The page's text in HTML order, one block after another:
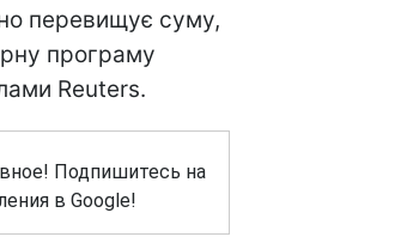
перевищує суму,
програму
Reuters.
Подпишитесь на
в Google!